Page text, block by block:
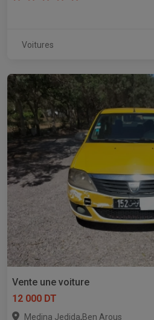
Voitures
Vente une voiture
12 000 DT
Medina Jedida,Ben Arous